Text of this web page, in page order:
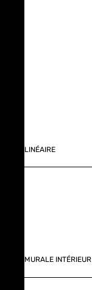
LINÉAIRE
MURALE INTÉRIEUR